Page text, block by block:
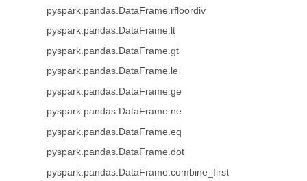
pyspark.pandas.DataFrame.rfloordiv
pyspark.pandas.DataFrame.lt
pyspark.pandas.DataFrame.gt
pyspark.pandas.DataFrame.le
pyspark.pandas.DataFrame.ge
pyspark.pandas.DataFrame.ne
pyspark.pandas.DataFrame.eq
pyspark.pandas.DataFrame.dot
pyspark.pandas.DataFrame.combine_first